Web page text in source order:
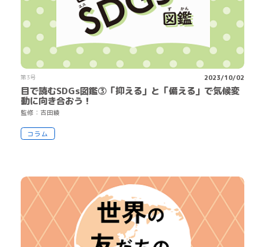
第3号 2023/10/02
目で読むSDGs図鑑③「抑える」と「備える」で気候変
動に向き合おう！
監修 ： 吉田綾
コラム